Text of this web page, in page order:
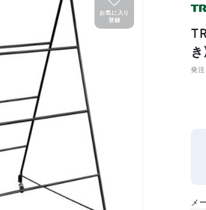
お気に入り
登録
発
メ